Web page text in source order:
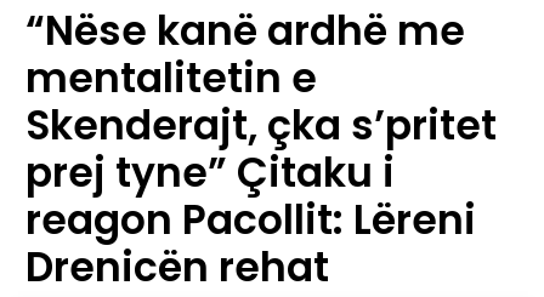
“Nëse kanë ardhë me
mentalitetin e
Skenderajt, çka s’pritet
prej tyne” Çitaku i
reagon Pacollit: Lëreni
Drenicën rehat